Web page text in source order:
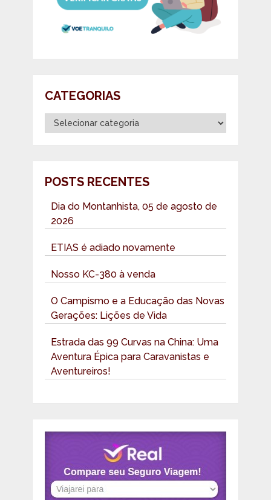
CATEGORIAS
Categorias
POSTS RECENTES
Dia do Montanhista, 05 de agosto de
2026
ETIAS é adiado novamente
Nosso KC-380 à venda
O Campismo e a Educação das Novas
Gerações: Lições de Vida
Estrada das 99 Curvas na China: Uma
Aventura Épica para Caravanistas e
Aventureiros!